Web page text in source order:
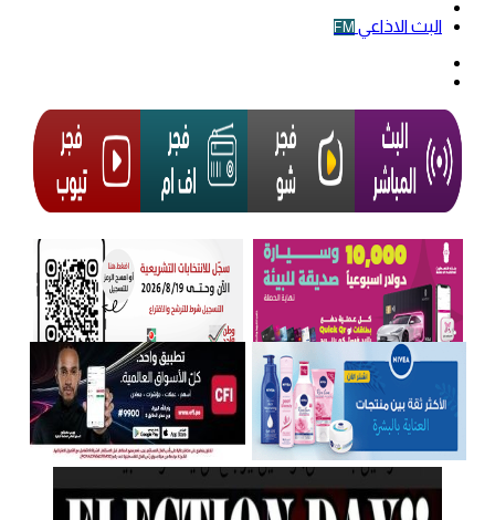
البث الاذاعي FM